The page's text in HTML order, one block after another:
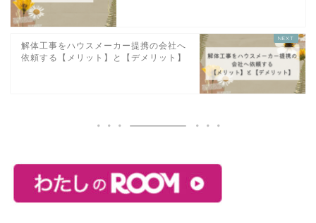
解体工事をハウスメーカー提携の会社へ
依頼する【メリット】と【デメリット】